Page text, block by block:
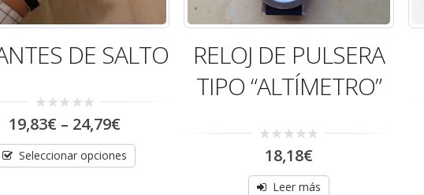
DE SALTO
0
out
5
19,83€ – 24,79€
Seleccionar opciones
RELOJ DE PULSERA
TIPO “ALTÍMETRO”
out18,18€
Leer más